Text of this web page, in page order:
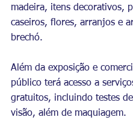
madeira, itens decorativos,
caseiros, flores, arranjos e
brechó.
Além da exposição e
público terá acesso a
gratuitos, incluindo testes
visão, além de maquiagem.